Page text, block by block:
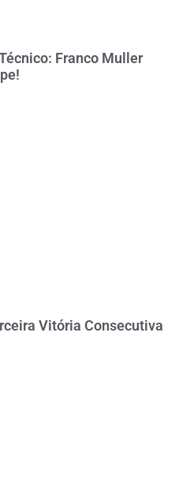
Franco Muller
Vitória Consecutiva